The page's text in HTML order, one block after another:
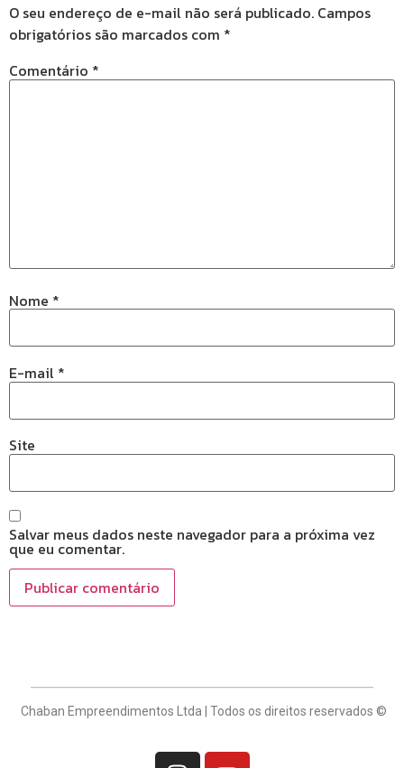
O seu endereço de e-mail não será publicado. Campos
obrigatórios são marcados com *
Comentário *
Nome *
E-mail *
Site
Salvar meus dados neste navegador para a próxima vez
que eu comentar.
Chaban Empreendimentos Ltda | Todos os direitos reservados ©